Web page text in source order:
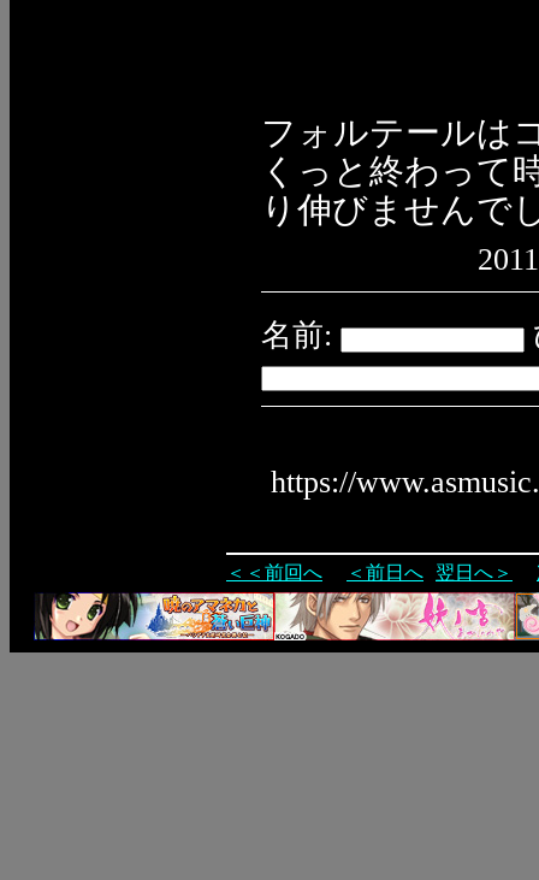
フォルテールは
くっと終わって
り伸びませんで
名前:
https://
＜＜前回へ ＜前日へ 翌日へ＞